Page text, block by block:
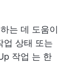
는 데 도움이
업 상태 또는
작업 는 한